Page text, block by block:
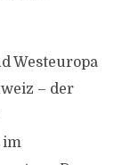
Westeuropa
– der
im